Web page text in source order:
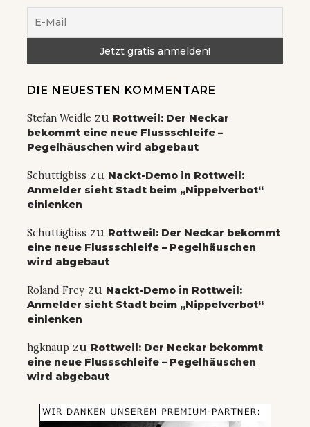
DIE NEUESTEN KOMMENTARE
Stefan Weidle zu Rottweil: Der Neckar
bekommt eine neue Flussschleife –
Pegelhäuschen wird abgebaut
Schuttigbiss zu Nackt-Demo in Rottweil:
Anmelder sieht Stadt beim „Nippelverbot“
einlenken
Schuttigbiss zu Rottweil: Der Neckar bekommt
eine neue Flussschleife – Pegelhäuschen
wird abgebaut
Roland Frey zu Nackt-Demo in Rottweil:
Anmelder sieht Stadt beim „Nippelverbot“
einlenken
hgknaup zu Rottweil: Der Neckar bekommt
eine neue Flussschleife – Pegelhäuschen
wird abgebaut